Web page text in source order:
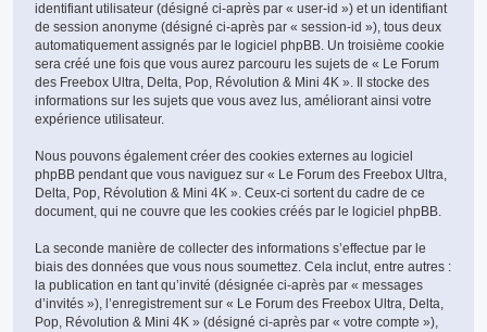
identifiant utilisateur (désigné ci-après par « user-id ») et un identifiant
de session anonyme (désigné ci-après par « session-id »), tous deux
automatiquement assignés par le logiciel phpBB. Un troisième cookie
sera créé une fois que vous aurez parcouru les sujets de « Le Forum
des Freebox Ultra, Delta, Pop, Révolution & Mini 4K ». Il stocke des
informations sur les sujets que vous avez lus, améliorant ainsi votre
expérience utilisateur.
Nous pouvons également créer des cookies externes au logiciel
phpBB pendant que vous naviguez sur « Le Forum des Freebox Ultra,
Delta, Pop, Révolution & Mini 4K ». Ceux-ci sortent du cadre de ce
document, qui ne couvre que les cookies créés par le logiciel phpBB.
La seconde manière de collecter des informations s’effectue par le
biais des données que vous nous soumettez. Cela inclut, entre autres :
la publication en tant qu’invité (désignée ci-après par « messages
d’invités »), l’enregistrement sur « Le Forum des Freebox Ultra, Delta,
Pop, Révolution & Mini 4K » (désigné ci-après par « votre compte »),